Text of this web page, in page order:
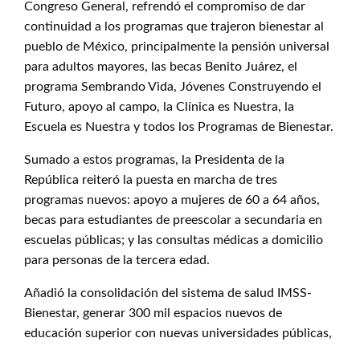
Congreso General, refrendó el compromiso de dar
continuidad a los programas que trajeron bienestar al
pueblo de México, principalmente la pensión universal
para adultos mayores, las becas Benito Juárez, el
programa Sembrando Vida, Jóvenes Construyendo el
Futuro, apoyo al campo, la Clínica es Nuestra, la
Escuela es Nuestra y todos los Programas de Bienestar.
Sumado a estos programas, la Presidenta de la
República reiteró la puesta en marcha de tres
programas nuevos: apoyo a mujeres de 60 a 64 años,
becas para estudiantes de preescolar a secundaria en
escuelas públicas; y las consultas médicas a domicilio
para personas de la tercera edad.
Añadió la consolidación del sistema de salud IMSS-
Bienestar, generar 300 mil espacios nuevos de
educación superior con nuevas universidades públicas,